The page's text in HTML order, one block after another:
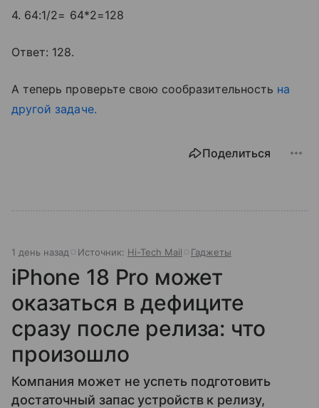
4. 64:1/2= 64*2=128
Ответ: 128.
А теперь проверьте свою сообразительность на
другой задаче.
Поделиться
1 день назад Источник: Hi-Tech Mail Гаджеты
iPhone 18 Pro может
оказаться в дефиците
сразу после релиза: что
произошло
Компания может не успеть подготовить
достаточный запас устройств к релизу,